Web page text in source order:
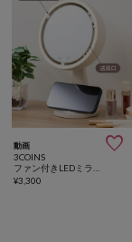
動画 
3COINS
¥3,300